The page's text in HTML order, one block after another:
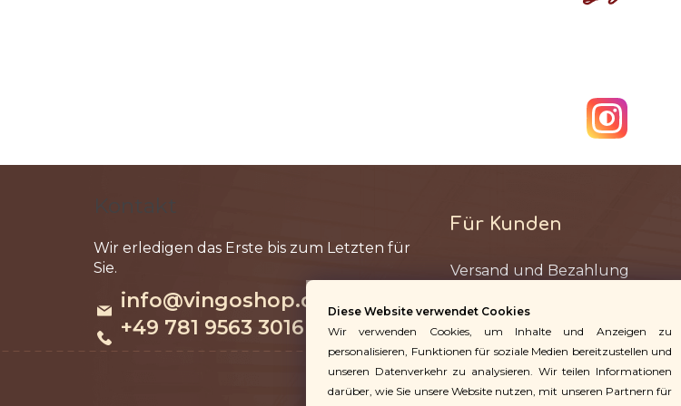
Diese Website verwendet Cookies
Wir verwenden Cookies, um Inhalte und Anzeigen zu
personalisieren, Funktionen für soziale Medien bereitzustellen und
unseren Datenverkehr zu analysieren. Wir teilen Informationen
darüber, wie Sie unsere Website nutzen, mit unseren Partnern für
e
info@vingoshop.de
+49 781 9563 3016
Für Kunden
Versand und Bezahlung
Rücktritt vom Vertrag
Datenschutzbestimmungen
Cookie-Richtlinie